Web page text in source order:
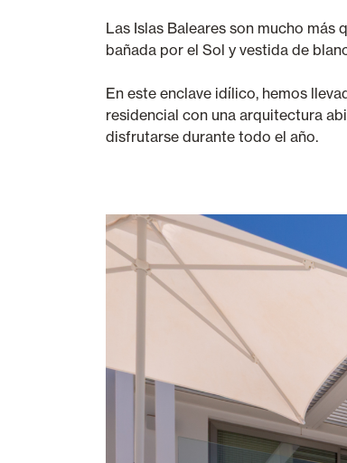
Las Islas Baleares son mucho más
bañada por el Sol y vestida de
En este enclave idílico, hemos
residencial con una arquitectura
disfrutarse durante todo el año.